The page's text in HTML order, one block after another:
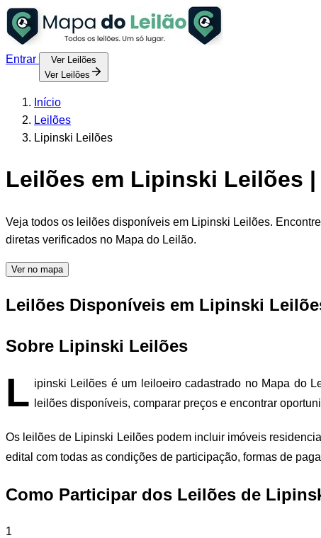
Entrar
Ver Leilões
Ver Leilões
Início
Leilões
Lipinski Leilões
Leilões em Lipinski Leilões
Veja todos os leilões disponíveis em Lipinski Leilões.
diretas verificados no Mapa do Leilão.
Ver no mapa
Leilões Disponíveis em Lipinski
Sobre Lipinski Leilões
L ipinski Leilões é um leiloeiro cadastrado no Mapa do
leilões disponíveis, comparar preços e encontrar
Os leilões de Lipinski Leilões podem incluir imóveis
edital com todas as condições de participação, formas de
Como Participar dos Leilões de
1